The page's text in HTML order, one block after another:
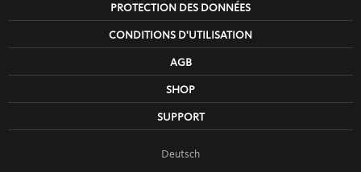
PROTECTION DES DONNÉES
CONDITIONS D'UTILISATION
AGB
SHOP
SUPPORT
Deutsch